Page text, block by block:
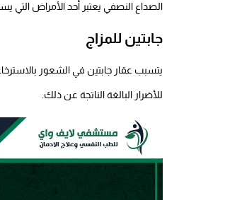
الصداع النصفي يعتبر أحد الأمراض التي
جابتين للمزاج
يتسبب عقار جابتين في الشعور
للأضرار البالغة الناتجة عن ذلك.